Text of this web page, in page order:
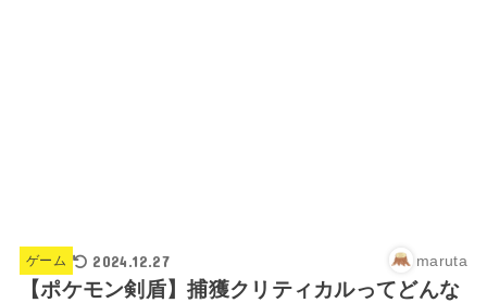
ゲーム 2024.12.27 maruta
【ポケモン剣盾】捕獲クリティカルってどんな